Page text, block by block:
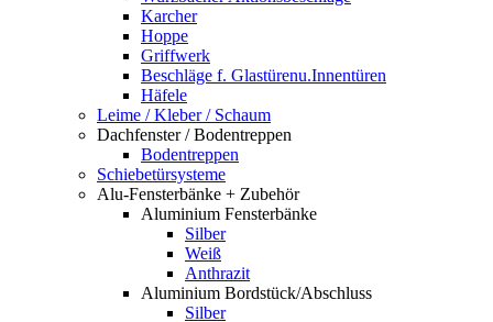
Karcher
Hoppe
Griffwerk
Beschläge f. Glastürenu.Innentüren
Häfele
Leime / Kleber / Schaum
Dachfenster / Bodentreppen
Bodentreppen
Schiebetürsysteme
Alu-Fensterbänke + Zubehör
Aluminium Fensterbänke
Silber
Weiß
Anthrazit
Aluminium Bordstück/Abschluss
Silber